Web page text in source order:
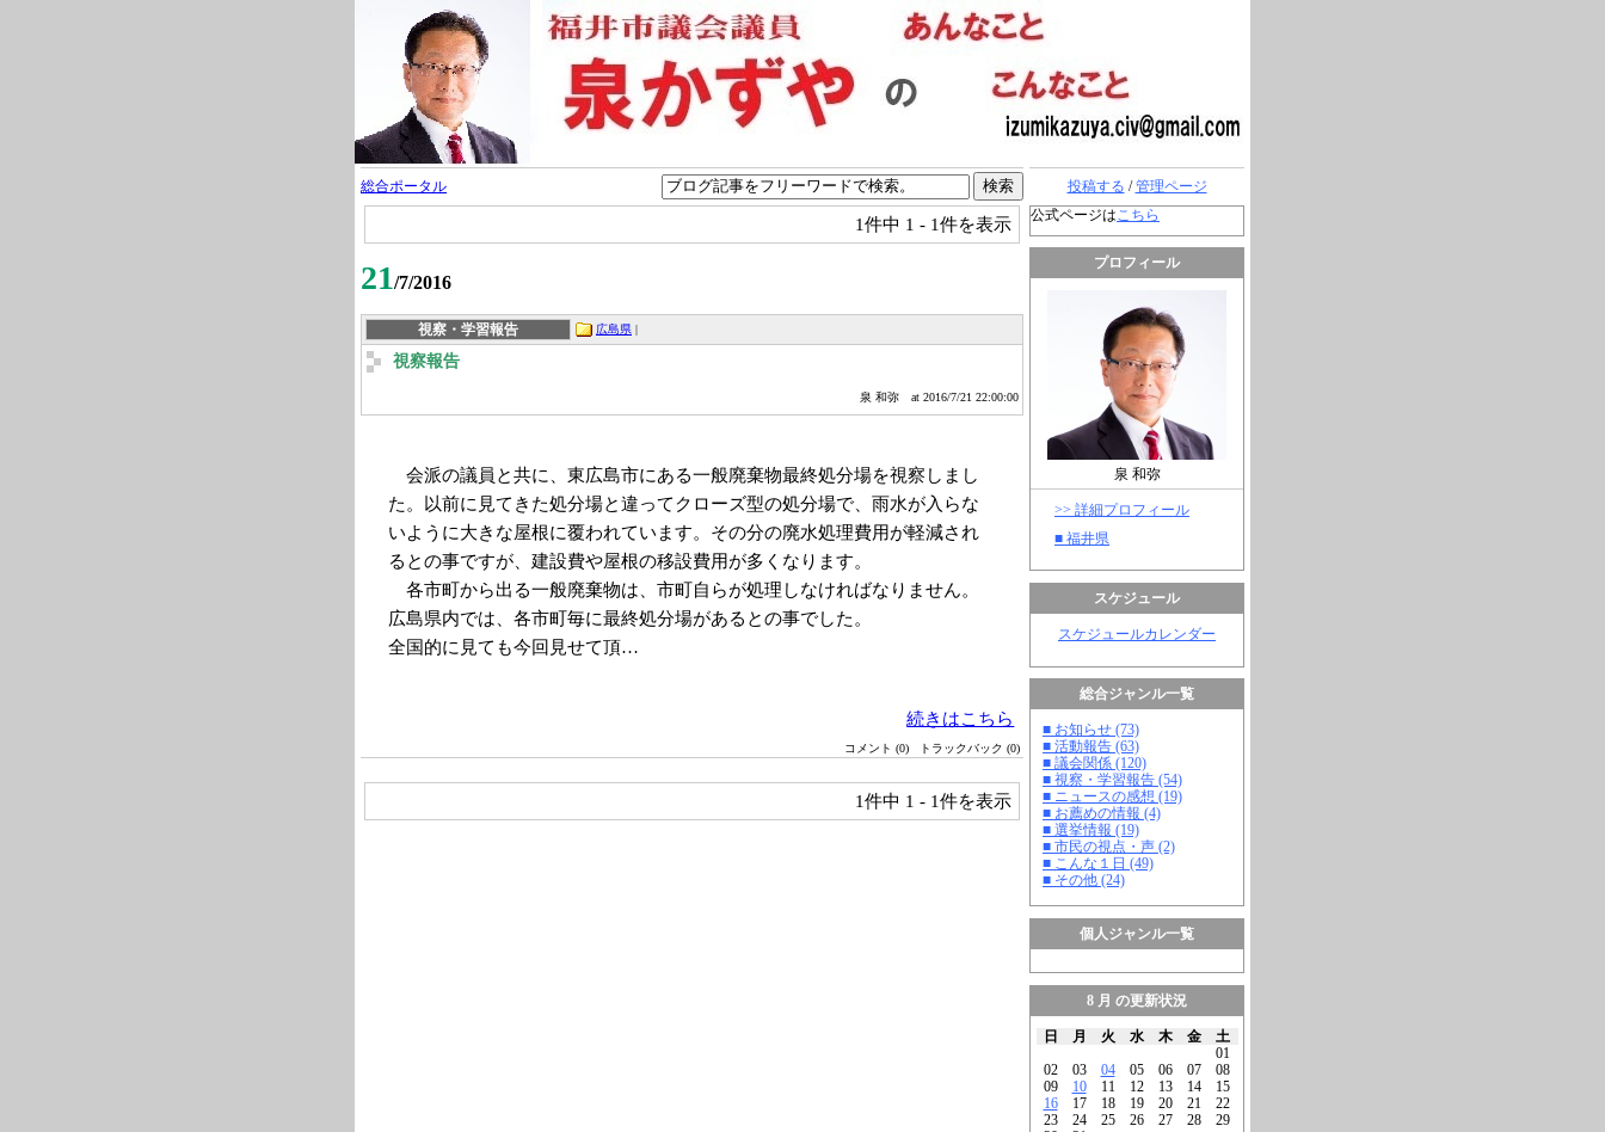
投稿する /管理ページ
公式ページはこちら
プロフィール
泉 和弥
>> 詳細プロフィール
■ 福井県
スケジュール
スケジュールカレンダー
総合ジャンル一覧
■ お知らせ (73)
■ 活動報告 (63)
■ 議会関係 (120)
■ 視察・学習報告 (54)
■ ニュースの感想 (19)
■ お薦めの情報 (4)
■ 選挙情報 (19)
■ 市民の視点・声 (2)
■ こんな１日 (49)
■ その他 (24)
個人ジャンル一覧
8 月 の更新状況
日 月 火 水 木 金
土
01
02
03 04 05 06 07
08
09
10 11 12 13 14
15
16
17 18 19 20 21
22
23
24 25 26 27 28
29
総合ポータル
1件中 1 - 1件を表示
21/7/2016
視察・学習報告 広島県 |
視察報告
泉 和弥 at 2016/7/21 22:00:00
会派の議員と共に、東広島市にある一般廃棄物最終処分場を視察しまし
た。以前に見てきた処分場と違ってクローズ型の処分場で、雨水が入らな
いように大きな屋根に覆われています。その分の廃水処理費用が軽減され
るとの事ですが、建設費や屋根の移設費用が多くなります。
各市町から出る一般廃棄物は、市町自らが処理しなければなりません。
広島県内では、各市町毎に最終処分場があるとの事でした。
全国的に見ても今回見せて頂…
続きはこちら
コメント (0) トラックバック (0)
1件中 1 - 1件を表示